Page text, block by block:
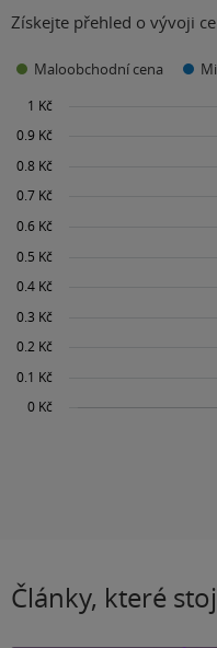
Získejte přehled o vývoji
Maloobchodní cena
Články, které